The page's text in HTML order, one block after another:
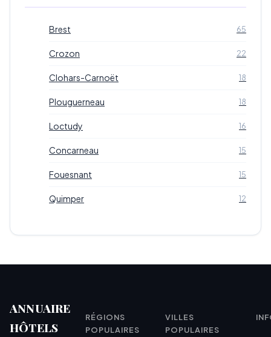
Brest 65
Crozon 22
Clohars-Carnoët 18
Plouguerneau 18
Loctudy 16
Concarneau 15
Fouesnant 15
Quimper 12
ANNUAIRE
HÔTELS
RÉGIONS
POPULAIRES
VILLES
POPULAIRES